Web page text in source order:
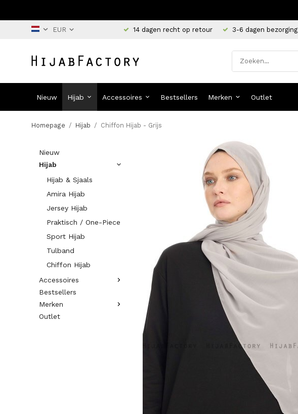
14 dagen recht op retour 3-6 dagen bezorging
Nieuw Hijab Accessoires Bestsellers Merken Outlet
Homepage / Hijab / Chiffon Hijab - Grijs
Nieuw
Hijab
Hijab & Sjaals
Amira Hijab
Jersey Hijab
Praktisch / One-Piece
Sport Hijab
Tulband
Chiffon Hijab
Accessoires
Bestsellers
Merken
Outlet